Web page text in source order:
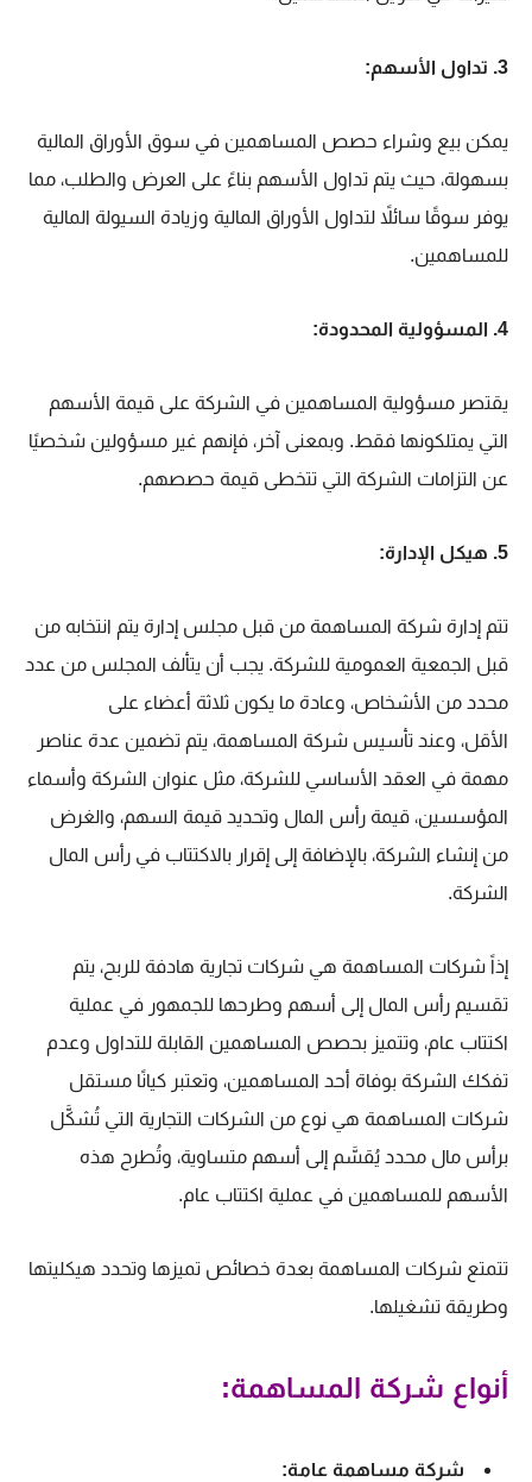
3. تداول الأسهم:
يمكن بيع وشراء حصص المساهمين في سوق الأوراق المالية
بسهولة، حيث يتم تداول الأسهم بناءً على العرض والطلب، مما
يوفر سوقًا سائلاً لتداول الأوراق المالية وزيادة السيولة المالية
للمساهمين.
4. المسؤولية المحدودة:
يقتصر مسؤولية المساهمين في الشركة على قيمة الأسهم
التي يمتلكونها فقط. وبمعنى آخر، فإنهم غير مسؤولين شخصيًا
عن التزامات الشركة التي تتخطى قيمة حصصهم.
5. هيكل الإدارة:
تتم إدارة شركة المساهمة من قبل مجلس إدارة يتم انتخابه من
قبل الجمعية العمومية للشركة. يجب أن يتألف المجلس من عدد
محدد من الأشخاص، وعادة ما يكون ثلاثة أعضاء على
الأقل، وعند تأسيس شركة المساهمة، يتم تضمين عدة عناصر
مهمة في العقد الأساسي للشركة، مثل عنوان الشركة وأسماء
المؤسسين، قيمة رأس المال وتحديد قيمة السهم، والغرض
من إنشاء الشركة، بالإضافة إلى إقرار بالاكتتاب في رأس المال
الشركة.
إذاً شركات المساهمة هي شركات تجارية هادفة للربح، يتم
تقسيم رأس المال إلى أسهم وطرحها للجمهور في عملية
اكتتاب عام، وتتميز بحصص المساهمين القابلة للتداول وعدم
تفكك الشركة بوفاة أحد المساهمين، وتعتبر كيانًا مستقل
شركات المساهمة هي نوع من الشركات التجارية التي تُشكَّل
برأس مال محدد يُقسَّم إلى أسهم متساوية، وتُطرح هذه
الأسهم للمساهمين في عملية اكتتاب عام.
تتمتع شركات المساهمة بعدة خصائص تميزها وتحدد هيكليتها
وطريقة تشغيلها.
أنواع شركة المساهمة:
شركة مساهمة عامة: